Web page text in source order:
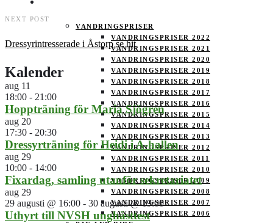
VANDRINGSPRISER
VANDRINGSPRISER 2022
VANDRINGSPRISER 2021
VANDRINGSPRISER 2020
VANDRINGSPRISER 2019
VANDRINGSPRISER 2018
VANDRINGSPRISER 2017
VANDRINGSPRISER 2016
VANDRINGSPRISER 2015
VANDRINGSPRISER 2014
VANDRINGSPRISER 2013
VANDRINGSPRISER 2012
VANDRINGSPRISER 2011
VANDRINGSPRISER 2010
VANDRINGSPRISER 2009
VANDRINGSPRISER 2008
VANDRINGSPRISER 2007
VANDRINGSPRISER 2006
NEXT POST
Dressyrintresserade i Åstorp se hit
Kalender
aug 11
18:00 - 21:00
Hoppträning för Maria Sjögren
aug 20
17:30 - 20:30
Dressyrträning för Heidi i A-hallen
aug 29
10:00 - 14:00
Fixardag, samling utanför sekretariatet
aug 29
29 augusti @ 16:00 - 30 augusti @ 19:00
Uthyrt till NVSH unghästtest